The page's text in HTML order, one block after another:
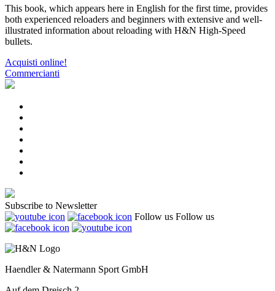
This book, which appears here in English for the first time, provides
both experienced reloaders and beginners with extensive and well-
illustrated information about reloading with H&N High-Speed
bullets.
Acquisti online!
Commercianti
Subscribe to Newsletter
Follow us Follow us
Haendler & Natermann Sport GmbH